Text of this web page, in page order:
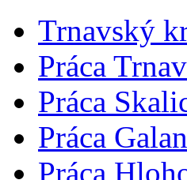
Trnavský
Práca
Práca
Práca
Práca